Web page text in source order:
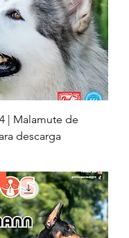
| Malamute de
descarga